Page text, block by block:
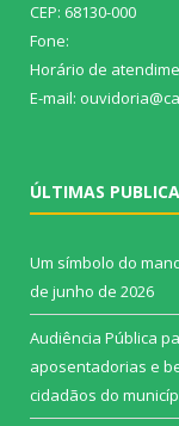
CEP: 68130-000
Fone:
Horário de
E-mail:
ÚLTIMAS
Um símbolo do
de junho de 2026
Audiência Pública
aposentadorias e
cidadãos do